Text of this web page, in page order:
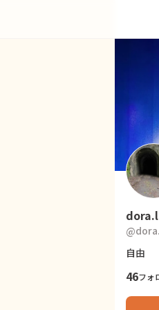
@
自由
46フォ